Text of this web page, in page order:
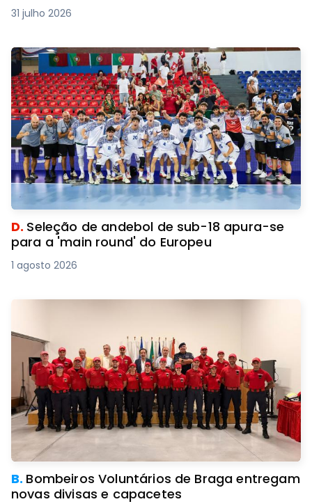
31 julho 2026
D. Seleção de andebol de sub-18 apura-se
para a 'main round' do Europeu
1 agosto 2026
B. Bombeiros Voluntários de Braga entregam
novas divisas e capacetes